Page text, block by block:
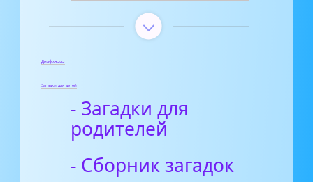
Диафильмы
Загадки для детей
- Загадки для
родителей
- Сборник загадок